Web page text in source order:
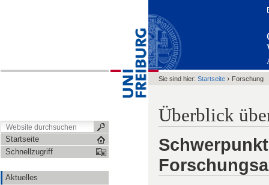
Startseite
Schnellzugriff
Aktuelles
Sie sind hier: Startseite › Forschung
Überblick